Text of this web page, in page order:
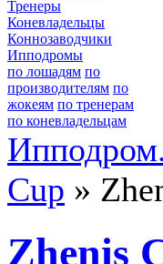
Тренеры
Коневладельцы
Коннозаводчики
Ипподромы
по лошадям по
производителям по
жокеям по тренерам
по коневладельцам
Cup »
Zhenis